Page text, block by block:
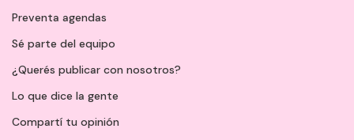
Preventa agendas
Sé parte del equipo
¿Querés publicar con nosotros?
Lo que dice la gente
Compartí tu opinión